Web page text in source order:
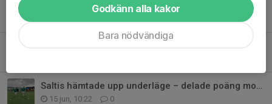
Förändring på tränarposten
Saltis hämtade upp underläge – delade poäng mot Lindö B
15 jun, 10:22 0
Godkänn alla kakor
Bara nödvändiga